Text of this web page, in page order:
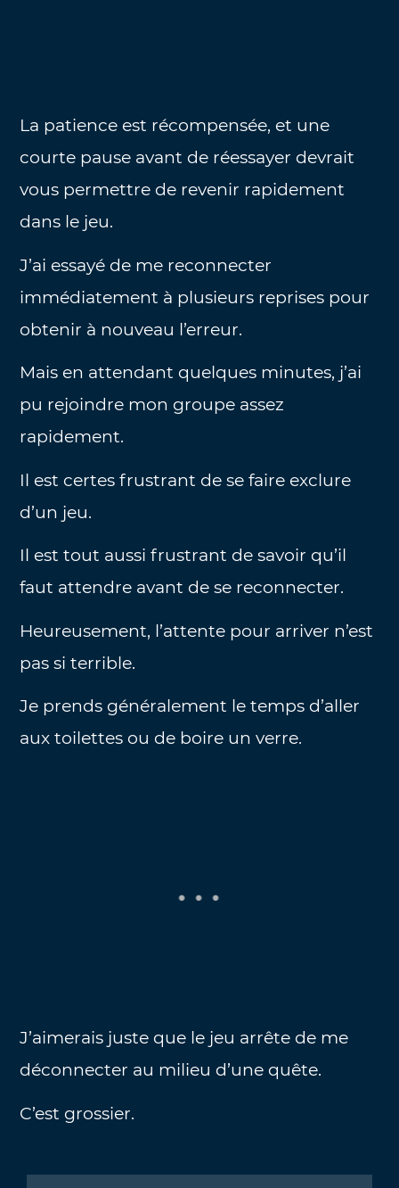
La patience est récompensée, et une
courte pause avant de réessayer devrait
vous permettre de revenir rapidement
dans le jeu.
J’ai essayé de me reconnecter
immédiatement à plusieurs reprises pour
obtenir à nouveau l’erreur.
Mais en attendant quelques minutes, j’ai
pu rejoindre mon groupe assez
rapidement.
Il est certes frustrant de se faire exclure
d’un jeu.
Il est tout aussi frustrant de savoir qu’il
faut attendre avant de se reconnecter.
Heureusement, l’attente pour arriver n’est
pas si terrible.
Je prends généralement le temps d’aller
aux toilettes ou de boire un verre.
J’aimerais juste que le jeu arrête de me
déconnecter au milieu d’une quête.
C’est grossier.